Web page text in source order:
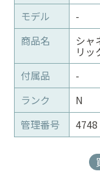
モデル
-
商品名
シャ
リッ
付属品
-
ランク
N
管理番号
4748